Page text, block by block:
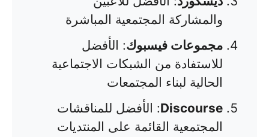
والمشاركة المجتمعية المباشرة
مجموعات فيسبوك: الأفضل
للاستفادة من الشبكات الاجتماعية
الحالية لبناء المجتمعات
Discourse: الأفضل للمناقشات
المجتمعية القائمة على المنتديات